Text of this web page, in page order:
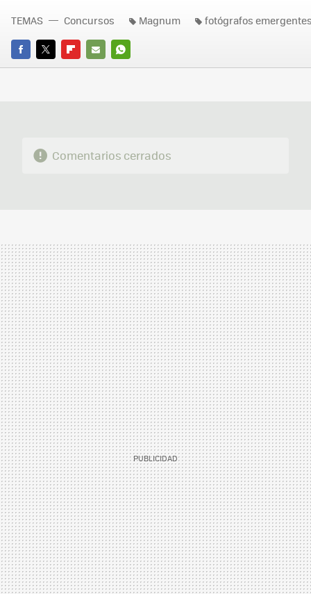
FACEBOOK
TWITTERFLIPBOARD
E-
WHATSAPP
TEMAS Concursos Magnum fotógrafos
Comentarios cerrados